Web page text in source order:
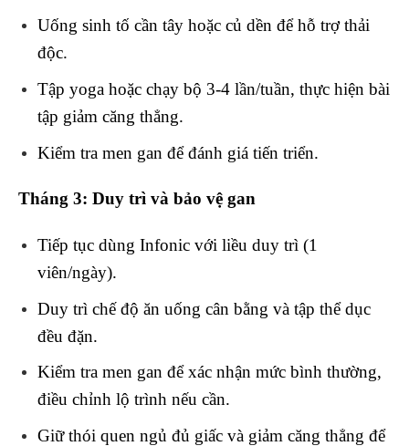
Uống sinh tố cần tây hoặc củ dền để hỗ trợ thải
độc.
Tập yoga hoặc chạy bộ 3-4 lần/tuần, thực hiện bài
tập giảm căng thẳng.
Kiểm tra men gan để đánh giá tiến triển.
Tháng 3: Duy trì và bảo vệ gan
Tiếp tục dùng Infonic với liều duy trì (1
viên/ngày).
Duy trì chế độ ăn uống cân bằng và tập thể dục
đều đặn.
Kiểm tra men gan để xác nhận mức bình thường,
điều chỉnh lộ trình nếu cần.
Giữ thói quen ngủ đủ giấc và giảm căng thẳng để